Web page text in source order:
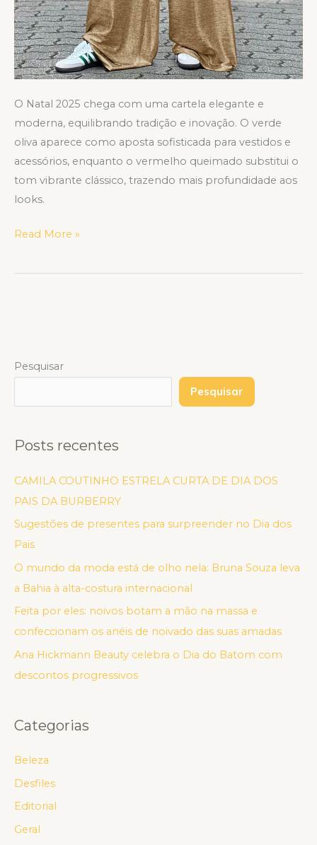
O Natal 2025 chega com uma cartela elegante e
moderna, equilibrando tradição e inovação. O verde
oliva aparece como aposta sofisticada para vestidos e
acessórios, enquanto o vermelho queimado substitui o
tom vibrante clássico, trazendo mais profundidade aos
looks.
Read More »
Pesquisar
Pesquisar
Posts recentes
CAMILA COUTINHO ESTRELA CURTA DE DIA DOS
PAIS DA BURBERRY
Sugestões de presentes para surpreender no Dia dos
Pais
O mundo da moda está de olho nela: Bruna Souza leva
a Bahia à alta-costura internacional
Feita por eles: noivos botam a mão na massa e
confeccionam os anéis de noivado das suas amadas
Ana Hickmann Beauty celebra o Dia do Batom com
descontos progressivos
Categorias
Beleza
Desfiles
Editorial
Geral